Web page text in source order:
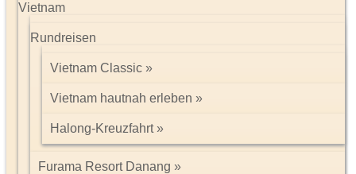
Vietnam
Rundreisen
Vietnam Classic
Vietnam hautnah erleben
Halong-Kreuzfahrt
Furama Resort Danang